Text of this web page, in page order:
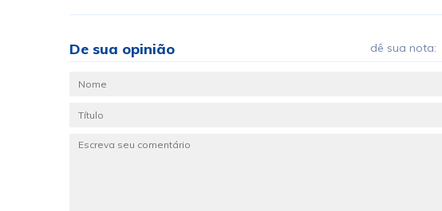
De sua opinião dê sua nota: